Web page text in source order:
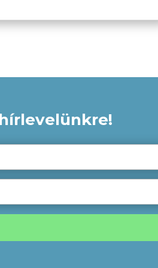
és számít-e, hogy
velünk! A podcast felvételt